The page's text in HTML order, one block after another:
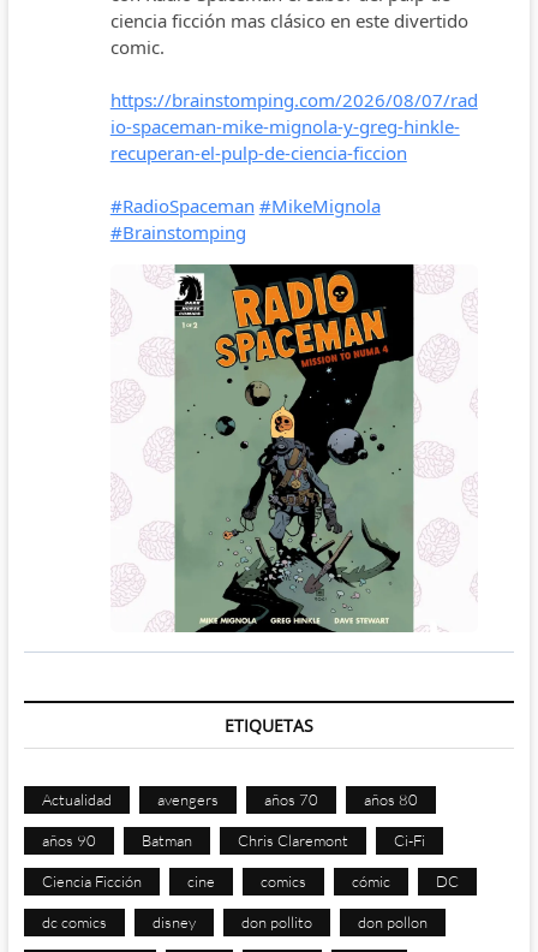
ETIQUETAS
Actualidad avengers años 70 años 80
años 90 Batman Chris Claremont Ci-Fi
Ciencia Ficción cine comics cómic DC
dc comics disney don pollito don pollon